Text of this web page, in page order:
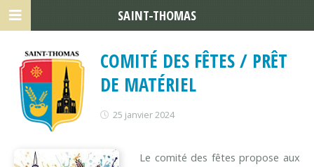
COMITÉ DES FÊTES / PRÊT
DE MATÉRIEL
25 janvier 2024
Le comité des fêtes propose aux
SAINT-THOMAS